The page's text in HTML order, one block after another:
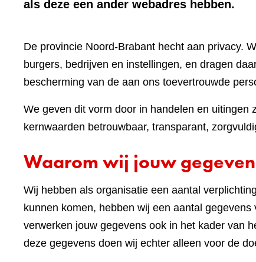
als deze een ander webadres hebben.
De provincie Noord-Brabant hecht aan privacy.
burgers, bedrijven en instellingen, en dragen
bescherming van de aan ons toevertrouwde
We geven dit vorm door in handelen en uitingen
kernwaarden betrouwbaar, transparant,
Waarom wij jouw
Wij hebben als organisatie een aantal
kunnen komen, hebben wij een aantal
verwerken jouw gegevens ook in het kader van
deze gegevens doen wij echter alleen voor de